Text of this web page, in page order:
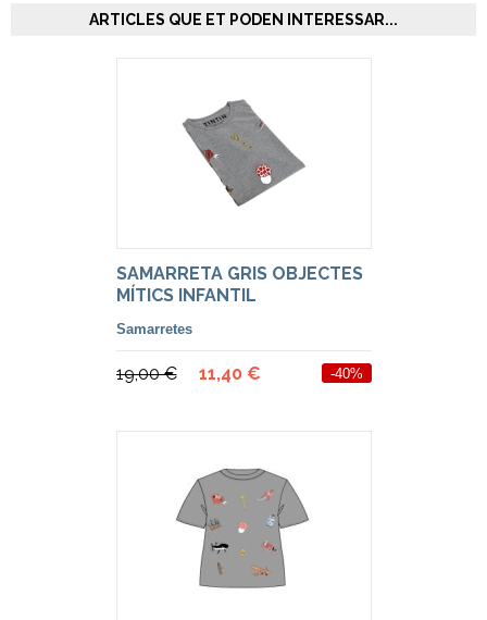
ARTICLES QUE ET PODEN INTERESSAR...
SAMARRETA GRIS OBJECTES
MÍTICS INFANTIL
Samarretes
19,00 € 11,40 € -40%